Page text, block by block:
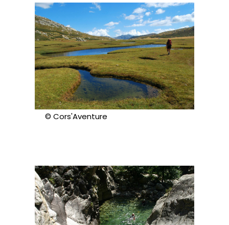
© Cors'Aventure